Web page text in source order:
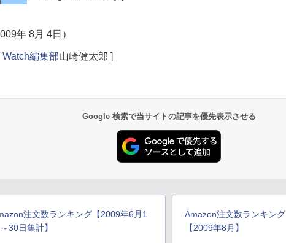
年 8月 4日）
Watch編集部山崎健太郎 ]
Google 検索で当サイトの記事を優先表示させる
注文数ランキング【2009年6月1
30日集計】
Amazon注文数ランキング
【2009年8月】